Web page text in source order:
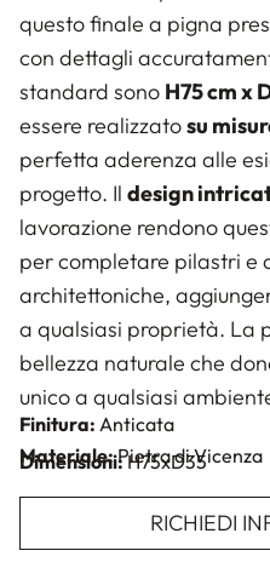
questo finale a pigna
con dettagli
standard sono H75 cm x
essere realizzatosu
perfetta aderenza alle
progetto. Il design
lavorazione rendono
per completare pilastri e
architettoniche,
a qualsiasi proprietà. La
bellezza naturale che
unico a qualsiasi
Finitura: Anticata
Materiale:Pietra di Vicenza
Dimensioni:H75xD35
RICHIEDI